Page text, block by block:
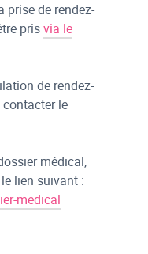
prise de rendez-
prisvia le
de rendez-
le
médical,
lien suivant :
medical